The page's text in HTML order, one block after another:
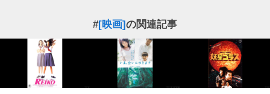
#[映画]の関連記事